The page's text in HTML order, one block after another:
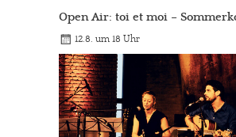
Open Air: toi et moi –
12.8. um 18 Uhr